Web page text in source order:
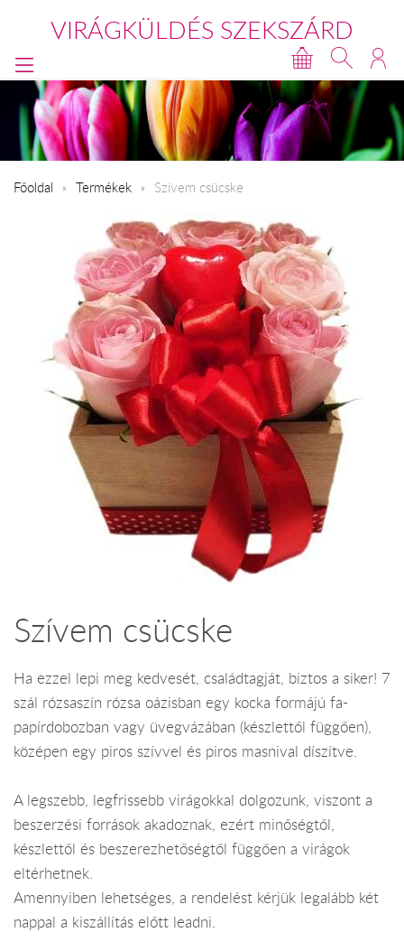
VIRÁGKÜLDÉS SZEKSZÁRD
Főoldal Termékek Szívem csücske
Szívem csücske
Ha ezzel lepi meg kedvesét, családtagját, biztos a siker! 7
szál rózsaszín rózsa oázisban egy kocka formájú fa-
papírdobozban vagy üvegvázában (készlettől függően),
középen egy piros szívvel és piros masnival díszítve.
A legszebb, legfrissebb virágokkal dolgozunk, viszont a
beszerzési források akadoznak, ezért minőségtől,
készlettől és beszerezhetőségtől függően a virágok
eltérhetnek.
Amennyiben lehetséges, a rendelést kérjük legalább két
nappal a kiszállítás előtt leadni.